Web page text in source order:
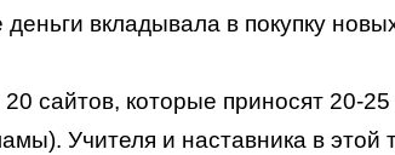
вкладывала в покупку
сайтов, которые приносят 20-
Учителя и наставника в